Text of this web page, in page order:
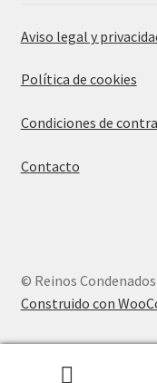
Aviso legal y
Política de cookies
Condiciones de
Contacto
© Reinos Condenados
Construido con